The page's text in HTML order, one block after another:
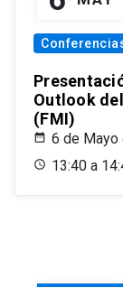
Outlook
(FMI)
6 de Mayo
13:40 a